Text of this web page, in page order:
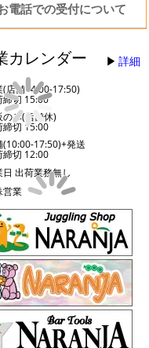
電話での受付について
カレンダー 詳細
(店舗14:00-17:50)
締切 15:00
のみ(店舗休)
締切 15:00
(10:00-17:50)+発送
締切 12:00
日 出荷業務無し
営業